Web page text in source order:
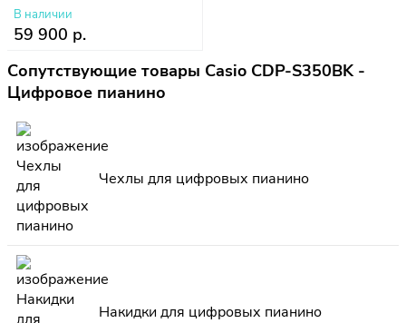
В наличии
59 900 р.
Сопутствующие товары Casio CDP-S350BK -
Цифровое пианино
Чехлы для цифровых пианино
Накидки для цифровых пианино